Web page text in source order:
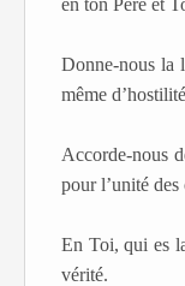
en ton Père et
Donne-nous la
même
Accorde-nous
pour l’unité
En Toi, qui es
vérité.